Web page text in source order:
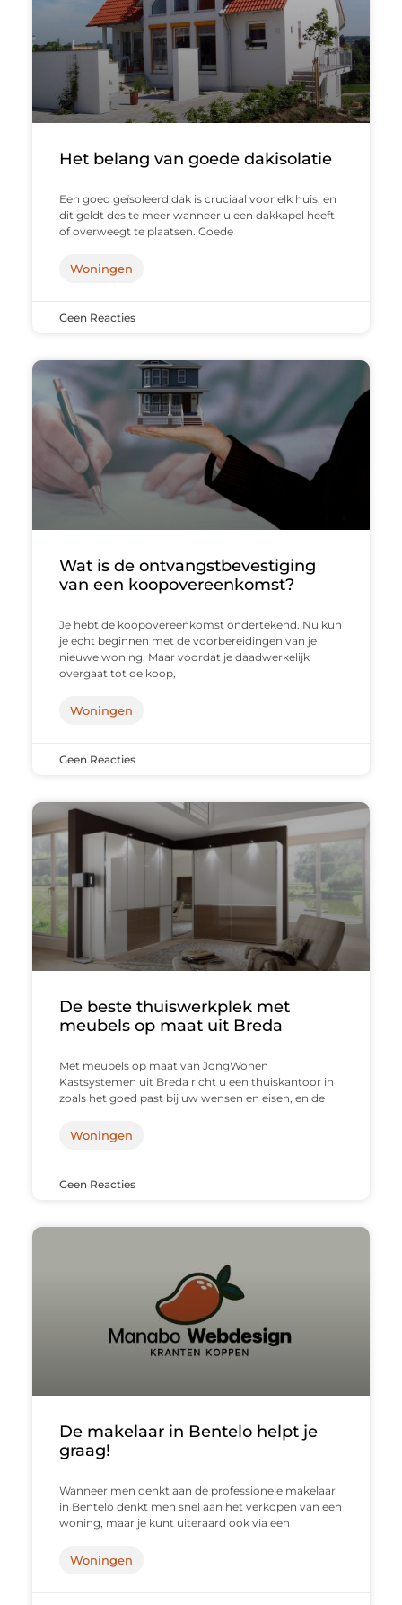
Het belang van goede dakisolatie
Een goed geïsoleerd dak is cruciaal voor elk huis, en
dit geldt des te meer wanneer u een dakkapel heeft
of overweegt te plaatsen. Goede
Woningen
Geen Reacties
Wat is de ontvangstbevestiging
van een koopovereenkomst?
Je hebt de koopovereenkomst ondertekend. Nu kun
je echt beginnen met de voorbereidingen van je
nieuwe woning. Maar voordat je daadwerkelijk
overgaat tot de koop,
Woningen
Geen Reacties
De beste thuiswerkplek met
meubels op maat uit Breda
Met meubels op maat van JongWonen
Kastsystemen uit Breda richt u een thuiskantoor in
zoals het goed past bij uw wensen en eisen, en de
Woningen
Geen Reacties
De makelaar in Bentelo helpt je
graag!
Wanneer men denkt aan de professionele makelaar
in Bentelo denkt men snel aan het verkopen van een
woning, maar je kunt uiteraard ook via een
Woningen